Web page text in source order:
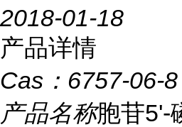
2018-01-18
产品详情
Cas： 6757-06-8
产品名称胞苷5'-